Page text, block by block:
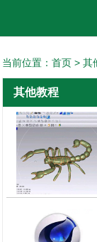
当前位置： 首页> 其
其他教程